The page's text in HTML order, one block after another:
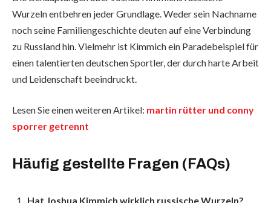
Wurzeln entbehren jeder Grundlage. Weder sein Nachname
noch seine Familiengeschichte deuten auf eine Verbindung
zu Russland hin. Vielmehr ist Kimmich ein Paradebeispiel für
einen talentierten deutschen Sportler, der durch harte Arbeit
und Leidenschaft beeindruckt.
Lesen Sie einen weiteren Artikel: martin rütter und conny
sporrer getrennt
Häufig gestellte Fragen (FAQs)
Hat Joshua Kimmich wirklich russische Wurzeln?